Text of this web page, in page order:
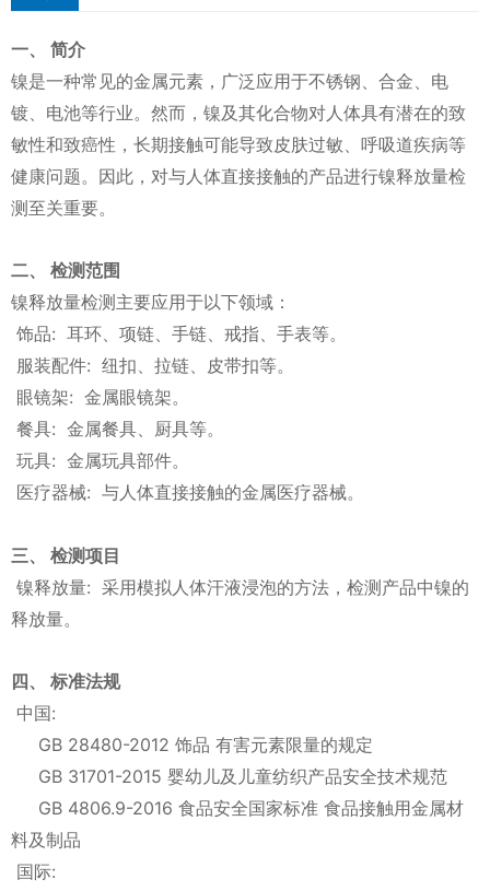
一、 简介
镍是一种常见的金属元素，广泛应用于不锈钢、合金、电
镀、电池等行业。然而，镍及其化合物对人体具有潜在的致
敏性和致癌性，长期接触可能导致皮肤过敏、呼吸道疾病等
健康问题。因此，对与人体直接接触的产品进行镍释放量检
测至关重要。
二、 检测范围
镍释放量检测主要应用于以下领域：
饰品: 耳环、项链、手链、戒指、手表等。
服装配件: 纽扣、拉链、皮带扣等。
眼镜架: 金属眼镜架。
餐具: 金属餐具、厨具等。
玩具: 金属玩具部件。
医疗器械: 与人体直接接触的金属医疗器械。
三、 检测项目
镍释放量: 采用模拟人体汗液浸泡的方法，检测产品中镍的
释放量。
四、 标准法规
中国:
GB 28480-2012 饰品 有害元素限量的规定
GB 31701-2015 婴幼儿及儿童纺织产品安全技术规范
GB 4806.9-2016 食品安全国家标准 食品接触用金属材
料及制品
国际: